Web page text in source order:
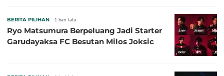
BERITA PILIHAN 1 hari lalu
Ryo Matsumura Berpeluang Jadi Starter
Garudayaksa FC Besutan Milos Joksic